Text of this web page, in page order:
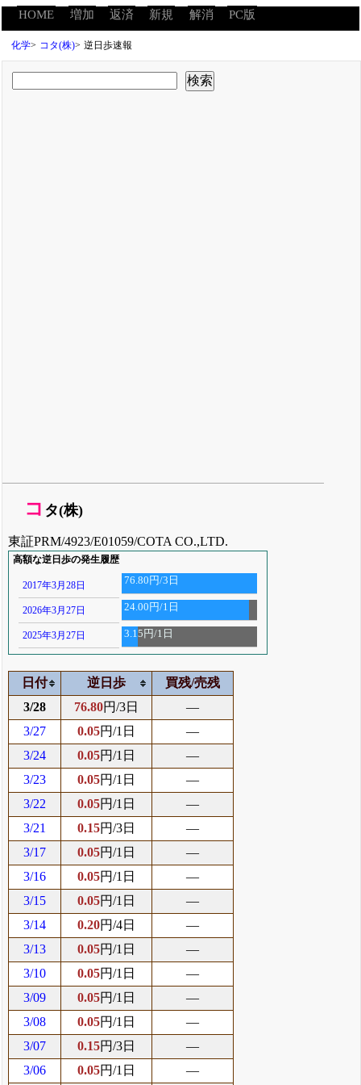
HOME 増加 返済 新規 解消 PC版
化学> コタ(株)> 逆日歩速報
コ タ(株)
東証PRM/4923/E01059/COTA CO.,LTD.
高額な逆日歩の発生履歴
2017年3月28日 76.80円/3日
2026年3月27日 24.00円/1日
2025年3月27日 3.15円/1日
日付 逆日歩
買残/売残
3/28
76.80円/3日
―
3/27
0.05円/1日
―
3/24
0.05円/1日
―
3/23
0.05円/1日
―
3/22
0.05円/1日
―
3/21
0.15円/3日
―
3/17
0.05円/1日
―
3/16
0.05円/1日
―
3/15
0.05円/1日
―
3/14
0.20円/4日
―
3/13
0.05円/1日
―
3/10
0.05円/1日
―
3/09
0.05円/1日
―
3/08
0.05円/1日
―
3/07
0.15円/3日
―
3/06
0.05円/1日 ―